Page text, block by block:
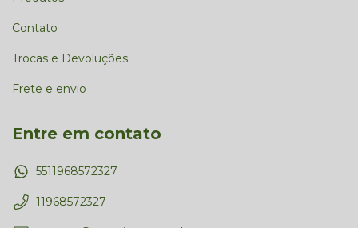
Contato
Trocas e Devoluções
Frete e envio
Entre em contato
5511968572327
11968572327